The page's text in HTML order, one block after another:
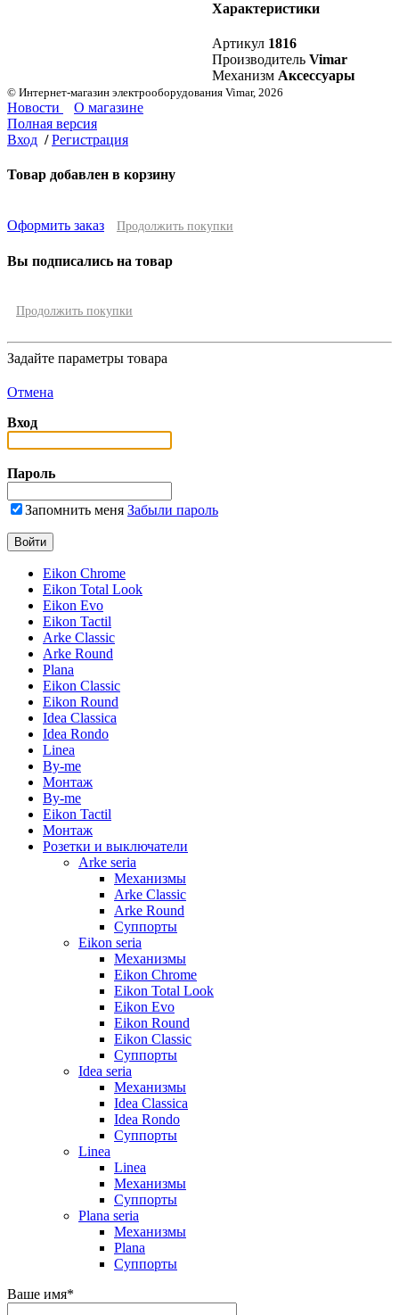
Характеристики
Артикул 1816
Производитель Vimar
Механизм Аксессуары
© Интернет-магазин электрооборудования Vimar, 2026
Новости
О магазине
Полная версия
Вход / Регистрация
Товар добавлен в корзину
Оформить заказ Продолжить покупки
Вы подписались на товар
Продолжить покупки
Задайте параметры товара
Отмена
Вход
Пароль
Запомнить меня Забыли пароль
Eikon Chrome
Eikon Total Look
Eikon Evo
Eikon Tactil
Arke Classic
Arke Round
Plana
Eikon Classic
Eikon Round
Idea Classica
Idea Rondo
Linea
By-me
Монтаж
By-me
Eikon Tactil
Монтаж
Розетки и выключатели
Arke seria
Механизмы
Arke Classic
Arke Round
Суппорты
Eikon seria
Механизмы
Eikon Chrome
Eikon Total Look
Eikon Evo
Eikon Round
Eikon Classic
Суппорты
Idea seria
Механизмы
Idea Classica
Idea Rondo
Суппорты
Linea
Linea
Механизмы
Суппорты
Plana seria
Механизмы
Plana
Суппорты
Ваше имя*